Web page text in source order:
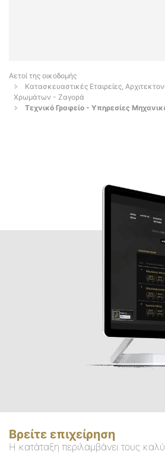
Αετοί της οικοδομής
Κατασκευαστικές Εταιρείες,
Χρωμάτων - Ζαγορά
Τεχνικό Γραφείο - Υπηρεσίες
Βρείτε επιχείρηση
Η κατάταξη περιλαμβάνει τους